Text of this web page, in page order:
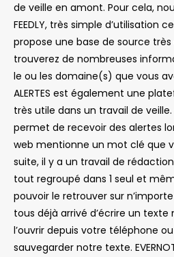
de veille en amont. Pour cela,
FEEDLY, très simple d’utilisation
propose une base de source
trouverez de nombreuses
le ou les domaine(s) que vous
ALERTES est également une
très utile dans un travail de
permet de recevoir des alertes
web mentionne un mot clé que
suite, il y a un travail de
tout regroupé dans 1 seul et
pouvoir le retrouver sur
tous déjà arrivé d’écrire un texte
l’ouvrir depuis votre téléphone
sauvegarder notre texte.